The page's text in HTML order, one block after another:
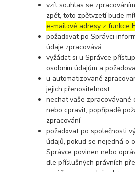
vzít souhlas se
zpět, toto zpětvzetí bude
e-mailové adresy z funkce
požadovat po Správci
údaje zpracovává
vyžádat si u Správce
osobním údajům a
u automatizovaně
jejich přenositelnost
nechat vaše zpracovávané
nebo opravit, popřípadě
zpracování
požadovat po společnosti
údajů, pokud se nejedná o
Správce povinen nebo
dle příslušných právních